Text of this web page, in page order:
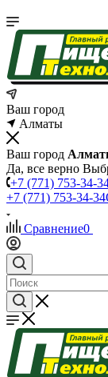
Ваш город
Алматы
Ваш город
Да, все верно
+7 (771) 753-34-
+7 (771) 753-34-34
Сравнение0